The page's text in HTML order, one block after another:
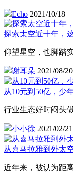
Echo 2021/10/18
探索太空近十年，
仰望星空，也脚踏实
谢耳朵 2021/08/20
从10元到50亿，少
行业生态好时闷头
小小徐 2021/02/21
从喜马拉雅到外太
近年来，被认为距